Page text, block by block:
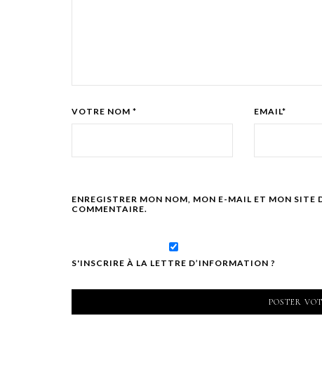
VOTRE NOM * EMAIL*
ENREGISTRER MON NOM, MON E-MAIL ET MON
COMMENTAIRE.
S'INSCRIRE À LA LETTRE D’INFORMATION ?